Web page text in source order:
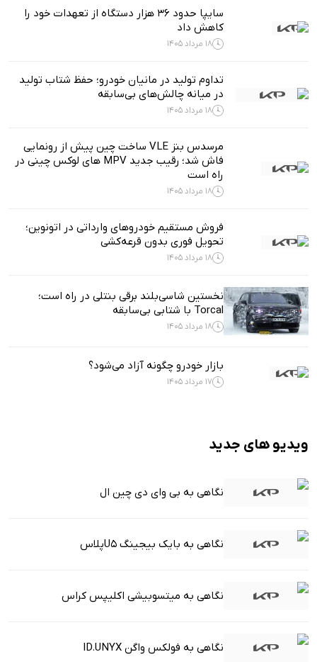
سایپا حدود ۳۶ هزار دستگاه از تعهدات خود را
کاهش داد
18 مرداد 1405
تداوم تولید در مانیان خودرو؛ حفظ شتاب تولید
در میانه چالش‌های بی‌سابقه
18 مرداد 1405
مرسدس بنز VLE ساخت چین پیش از رونمایی
فاش شد؛ رقیب جدید MPV های لوکس چینی در
راه است
18 مرداد 1405
فروش مستقیم خودروهای وارداتی در اتونوین؛
تحویل فوری بدون قرعه‌کشی
18 مرداد 1405
نخستین شاسی‌بلند برقی بنتلی در راه است؛
Torcal با شتابی بی‌سابقه
18 مرداد 1405
بازار خودرو چگونه آزاد می‌شود؟
17 مرداد 1405
ویدیو های جدید
نگاهی به بی وای دی چین ال
نگاهی به بایک بیجینگ U5پلاس
نگاهی به میتسوبیشی اکلیپس کراس
نگاهی به فولکس واگن ID.UNYX